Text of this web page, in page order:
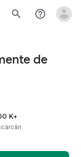
search help_outline
de
K+